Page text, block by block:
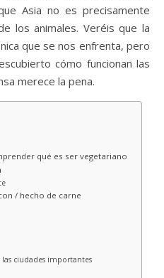
Asia no es precisamente
los animales. Veréis que la
que se nos enfrenta, pero
cómo funcionan las
merece la pena.
qué es ser vegetariano
/ hecho de carne
las ciudades importantes